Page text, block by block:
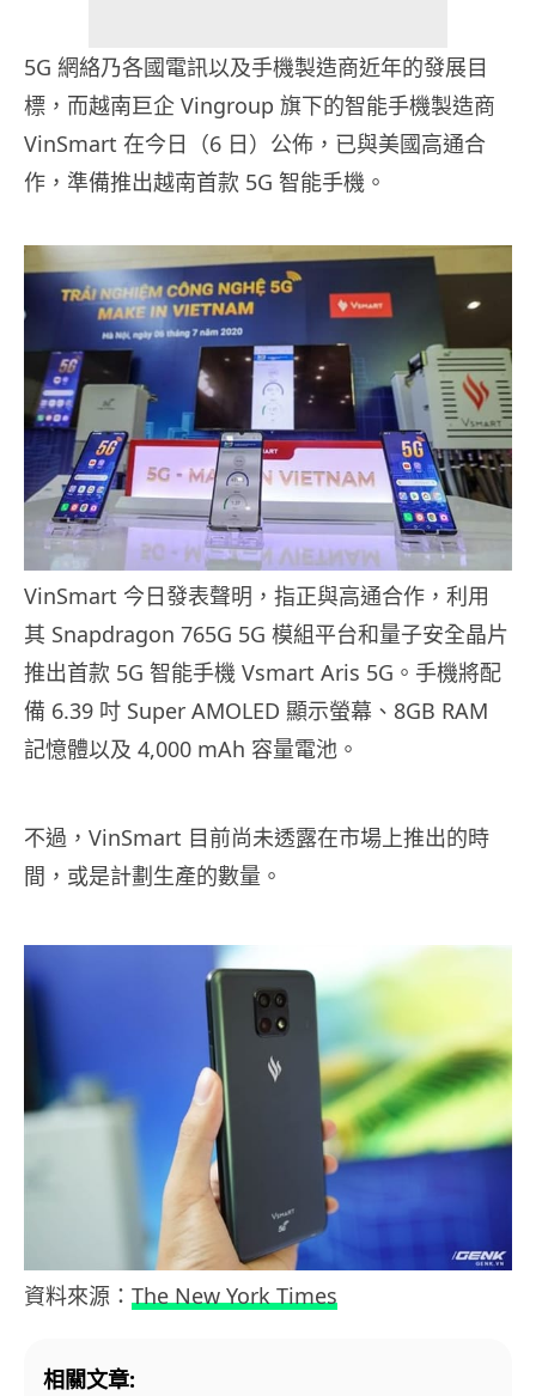
5G 網絡乃各國電訊以及手機製造商近年的發展目
標，而越南巨企 Vingroup 旗下的智能手機製造商
VinSmart 在今日（6 日）公佈，已與美國高通合
作，準備推出越南首款 5G 智能手機。
VinSmart 今日發表聲明，指正與高通合作，利用
其 Snapdragon 765G 5G 模組平台和量子安全晶片
推出首款 5G 智能手機 Vsmart Aris 5G。手機將配
備 6.39 吋 Super AMOLED 顯示螢幕、8GB RAM
記憶體以及 4,000 mAh 容量電池。
不過，VinSmart 目前尚未透露在市場上推出的時
間，或是計劃生產的數量。
資料來源： The New York Times
相關文章: